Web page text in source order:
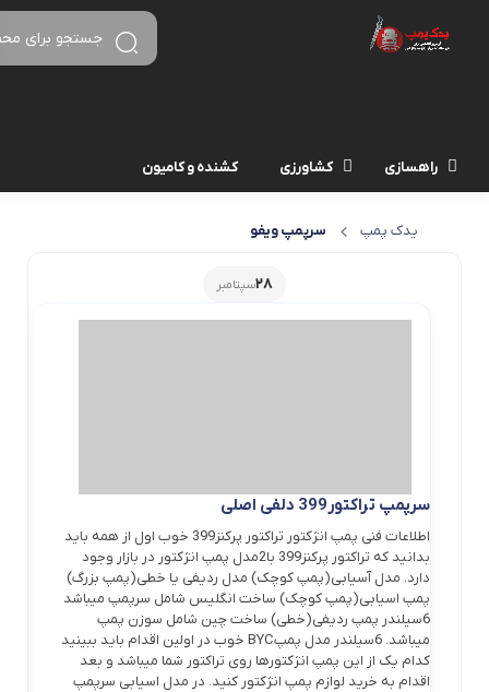
راهسازی کشاورزی کشنده و کامیون
یدک پمپ سرپمپ ویفو
28سپتامبر
سرپمپ تراکتور399 دلفی اصلی
اطلاعات فنی پمپ انژکتور تراکتور پرکنز399 خوب اول از همه باید
بدانید که تراکتور پرکنز399 با2مدل پمپ انژکتور در بازار وجود
دارد. مدل آسیابی(پمپ کوچک) مدل ردیفی یا خطی(پمپ بزرگ)
پمپ اسیابی(پمپ کوچک) ساخت انگلیس شامل سرپمپ میباشد
6سیلندر پمپ ردیفی(خطی) ساخت چین شامل سوزن پمپ
میباشد. 6سیلندر مدل پمپBYC خوب در اولین اقدام باید ببینید
کدام یک از این پمپ انژکتورها روی تراکتور شما میباشد و بعد
اقدام به خرید لوازم پمپ انژکتور کنید. در مدل اسیابی سرپمپ